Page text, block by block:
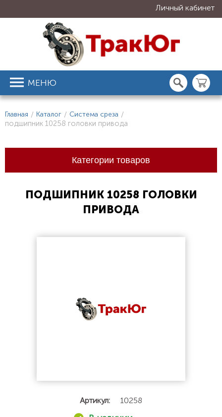
Личный кабинет
МЕНЮ
Главная / Каталог / Система среза /
подшипник 10258 головки привода
Категории товаров
ПОДШИПНИК 10258 ГОЛОВКИ
ПРИВОДА
Артикул: 10258